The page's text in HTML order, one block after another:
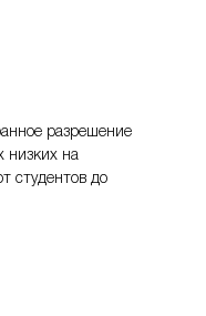
разрешение
низких на
студентов до